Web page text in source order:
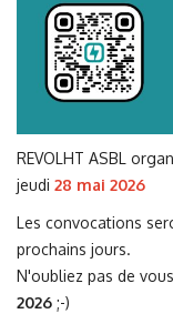
REVOLHT ASBL
jeudi 28 mai 2026
Les convocations
prochains jours.
N'oubliez pas de
2026 ;-)